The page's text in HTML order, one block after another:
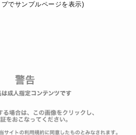
でサンプルページを表示)